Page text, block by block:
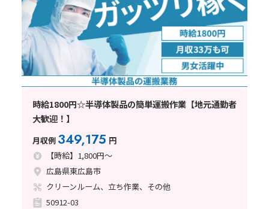
時給1800円☆半導体製品の簡単運搬作業【地元通勤者
大歓迎！】
月収例 349,175 円
【時給】1,800円～
広島県東広島市
クリーンルーム、立ち作業、その他
50912-03